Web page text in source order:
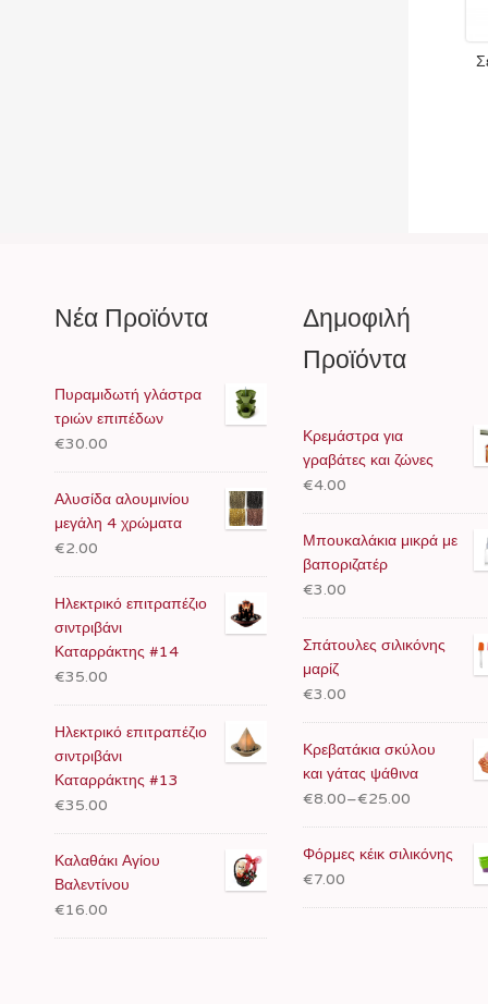
Νέα Προϊόντα
Πυραμιδωτή γλάστρα
τριών επιπέδων
€30.00
Αλυσίδα αλουμινίου
μεγάλη 4 χρώματα
€2.00
Ηλεκτρικό επιτραπέζιο
σιντριβάνι
Καταρράκτης #14
€35.00
Ηλεκτρικό επιτραπέζιο
σιντριβάνι
Καταρράκτης #13
€35.00
Καλαθάκι Αγίου
Βαλεντίνου
€16.00
Δημοφιλή
Προϊόντα
Κρεμάστρα για
γραβάτες και ζώνες
€4.00
Μπουκαλάκια μικρά με
βαποριζατέρ
€3.00
Σπάτουλες σιλικόνης
μαρίζ
€3.00
Κρεβατάκια σκύλου
και γάτας ψάθινα
€8.00–€25.00
Φόρμες κέικ σιλικόνης
€7.00